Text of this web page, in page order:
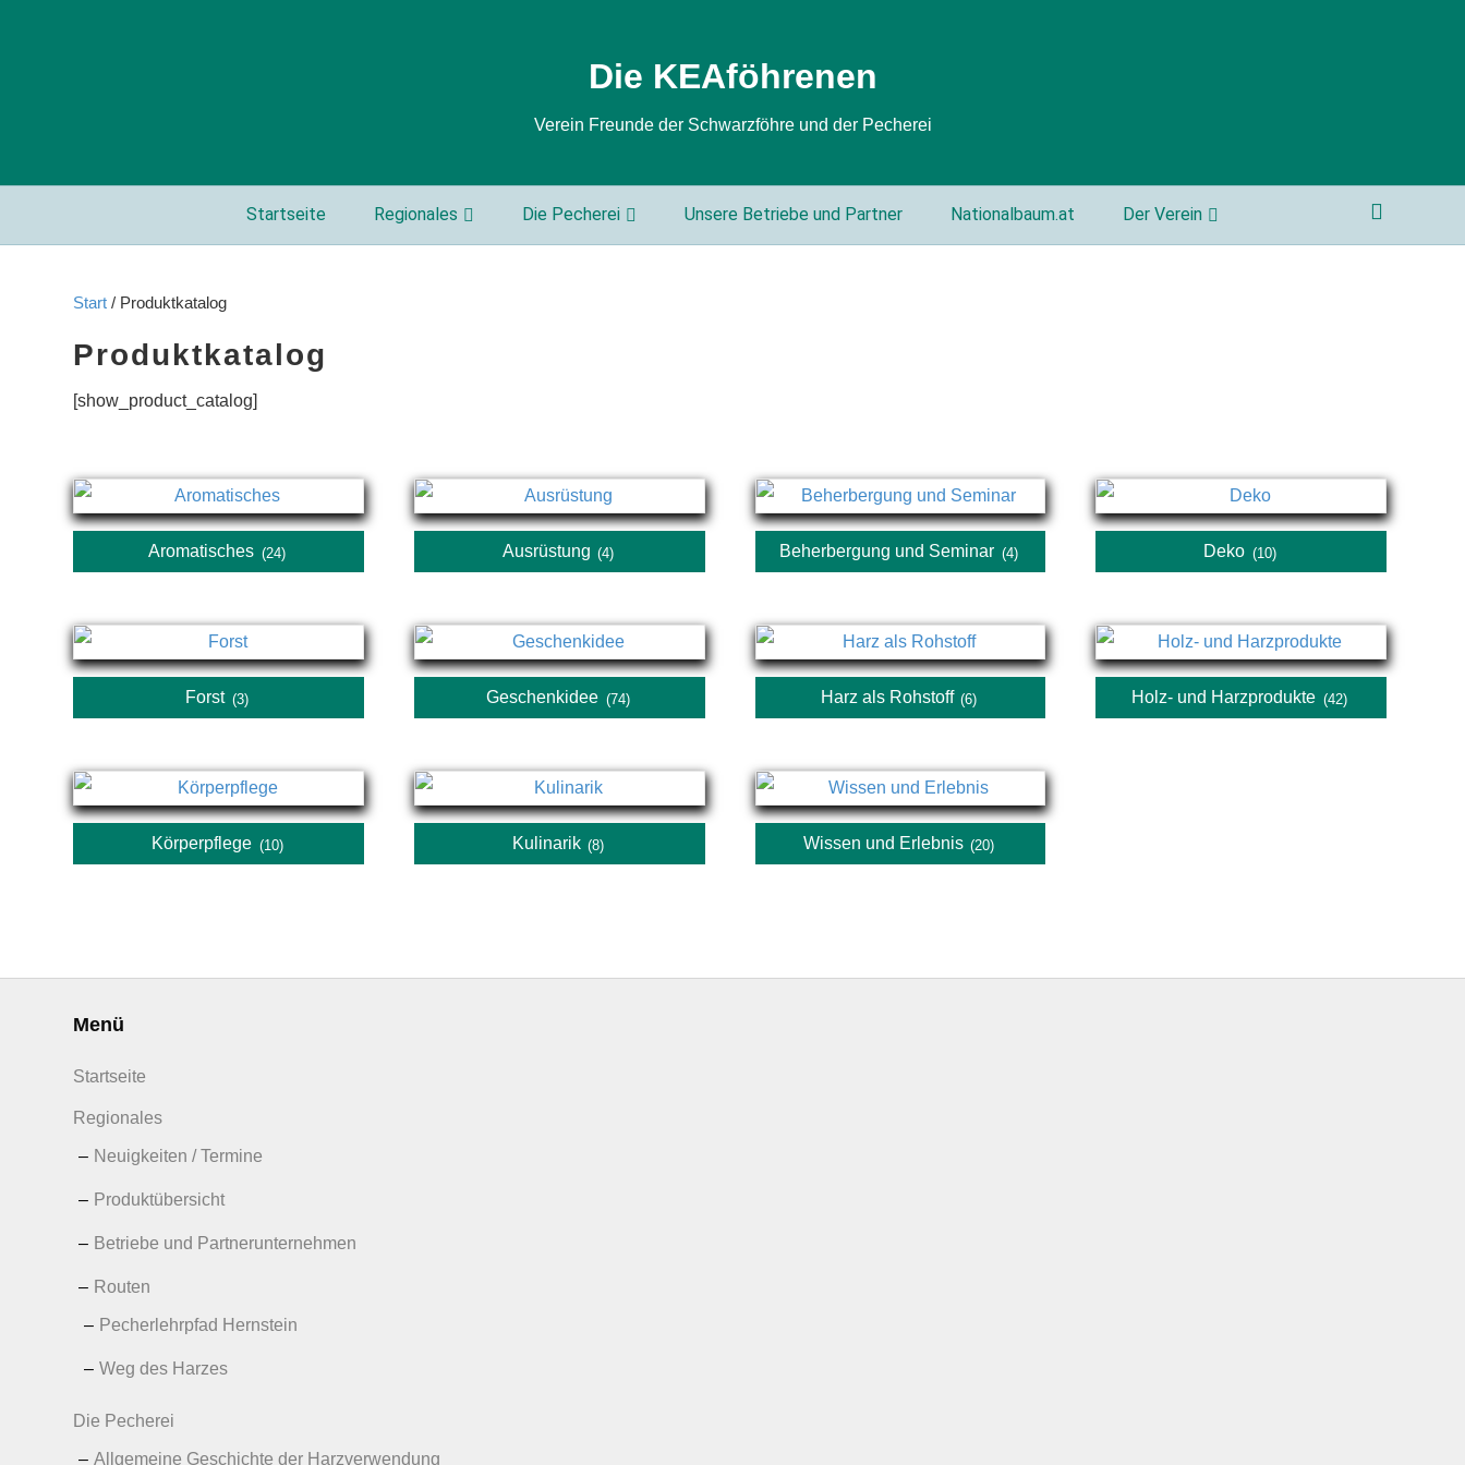
Die KEAföhrenen
Verein Freunde der Schwarzföhre und der Pecherei
Startseite Regionales Die Pecherei Unsere Betriebe und Partner Nationalbaum.at Der Verein
Start / Produktkatalog
Produktkatalog
[show_product_catalog]
Aromatisches (24) Ausrüstung (4) Beherbergung und Seminar (4) Deko (10)
Forst (3) Geschenkidee (74) Harz als Rohstoff (6) Holz- und Harzprodukte (42)
Körperpflege (10) Kulinarik (8) Wissen und Erlebnis (20)
Menü
Startseite
Regionales
Neuigkeiten / Termine
Produktübersicht
Betriebe und Partnerunternehmen
Routen
Pecherlehrpfad Hernstein
Weg des Harzes
Die Pecherei
Allgemeine Geschichte der Harzverwendung